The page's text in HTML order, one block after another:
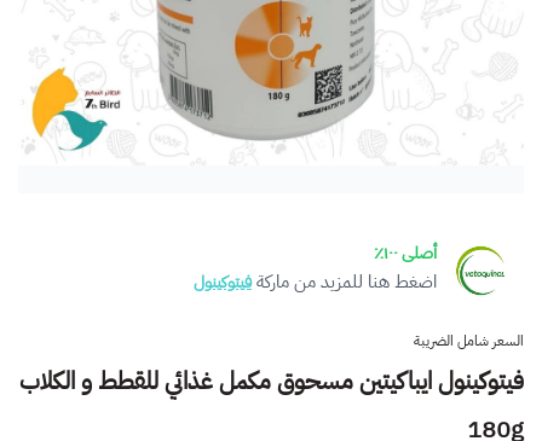
أصلى ١٠٠٪
اضغط هنا للمزيد من ماركةفيتوكينول
السعر شامل الضريبة
فيتوكينول ايباكيتين مسحوق مكمل غذائي للقطط و الكلاب
180g